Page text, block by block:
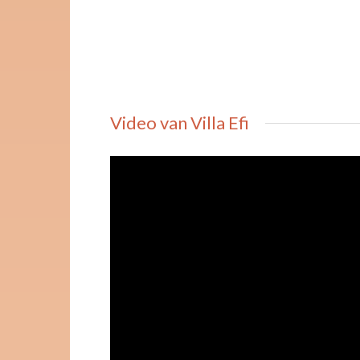
Video van Villa Efi